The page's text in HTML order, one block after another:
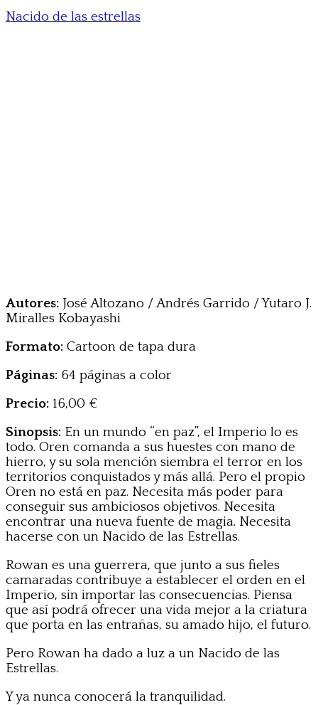
Nacido de las estrellas
Autores: José Altozano / Andrés Garrido / Yutaro J.
Miralles Kobayashi
Formato: Cartoon de tapa dura
Páginas: 64 páginas a color
Precio: 16,00 €
Sinopsis: En un mundo “en paz”, el Imperio lo es
todo. Oren comanda a sus huestes con mano de
hierro, y su sola mención siembra el terror en los
territorios conquistados y más allá. Pero el propio
Oren no está en paz. Necesita más poder para
conseguir sus ambiciosos objetivos. Necesita
encontrar una nueva fuente de magia. Necesita
hacerse con un Nacido de las Estrellas.
Rowan es una guerrera, que junto a sus fieles
camaradas contribuye a establecer el orden en el
Imperio, sin importar las consecuencias. Piensa
que así podrá ofrecer una vida mejor a la criatura
que porta en las entrañas, su amado hijo, el futuro.
Pero Rowan ha dado a luz a un Nacido de las
Estrellas.
Y ya nunca conocerá la tranquilidad.